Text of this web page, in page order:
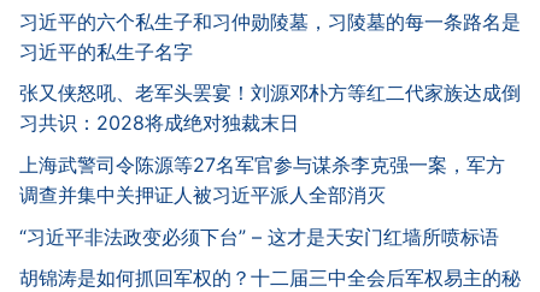
习近平的六个私生子和习仲勋陵墓，习陵墓的每一条路名是
习近平的私生子名字
张又侠怒吼、老军头罢宴！刘源邓朴方等红二代家族达成倒
习共识：2028将成绝对独裁末日
上海武警司令陈源等27名军官参与谋杀李克强一案，军方
调查并集中关押证人被习近平派人全部消灭
“习近平非法政变必须下台” – 这才是天安门红墙所喷标语
胡锦涛是如何抓回军权的？十二届三中全会后军权易主的秘